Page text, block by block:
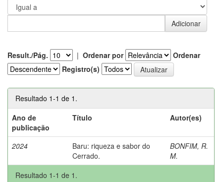
Result./Pág. | Ordenar por
Ordenar
Registro(s)
Resultado 1-1 de 1.
Ano de
publicação
Título Autor(es)
2024
Baru: riqueza e sabor do
Cerrado.
BONFIM, R.
M.
Resultado 1-1 de 1.